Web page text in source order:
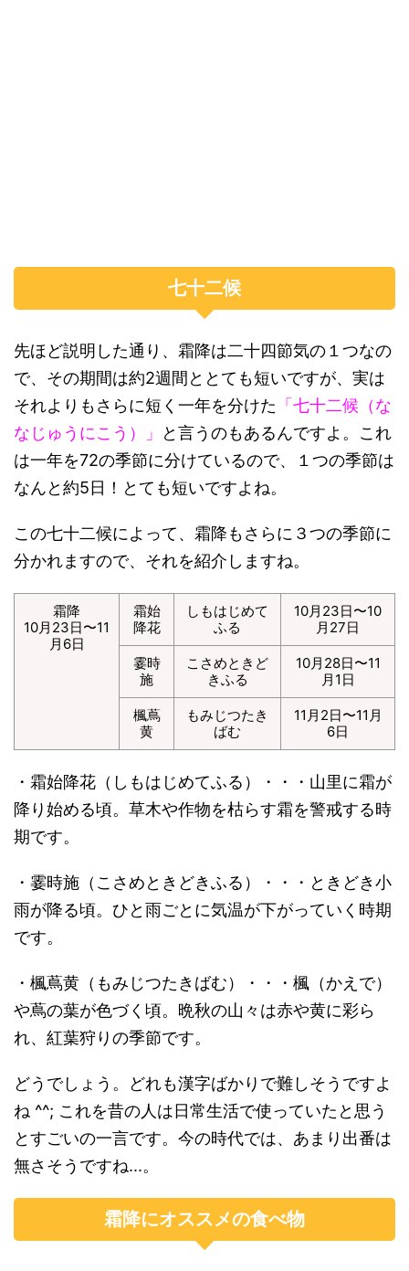
七十二候
先ほど説明した通り、霜降は二十四節気の１つなの
で、その期間は約2週間ととても短いですが、実は
それよりもさらに短く一年を分けた 「七十二候（な
なじゅうにこう）」
と言うのもあるんですよ。これ
は一年を72の季節に分けているので、１つの季節は
なんと約5日！とても短いですよね。
この七十二候によって、霜降もさらに３つの季節に
分かれますので、それを紹介しますね。
霜降
10月23日〜11
月6日
霜始
降花
しもはじめて
ふる
10月23日〜10
月27日
霎時
施
こさめときど
きふる
10月28日〜11
月1日
楓蔦
黄
もみじつたき
ばむ
11月2日〜11月
6日
・霜始降花（しもはじめてふる）・・・山里に霜が
降り始める頃。草木や作物を枯らす霜を警戒する時
期です。
・霎時施（こさめときどきふる）・・・ときどき小
雨が降る頃。ひと雨ごとに気温が下がっていく時期
です。
・楓蔦黄（もみじつたきばむ）・・・楓（かえで）
や蔦の葉が色づく頃。晩秋の山々は赤や黄に彩ら
れ、紅葉狩りの季節です。
どうでしょう。どれも漢字ばかりで難しそうですよ
ね ^^; これを昔の人は日常生活で使っていたと思う
とすごいの一言です。今の時代では、あまり出番は
無さそうですね...。
霜降にオススメの食べ物